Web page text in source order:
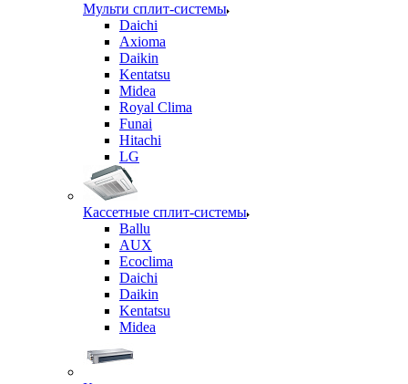
Мульти сплит-системы
Daichi
Axioma
Daikin
Kentatsu
Midea
Royal Clima
Funai
Hitachi
LG
Кассетные сплит-системы
Ballu
AUX
Ecoclima
Daichi
Daikin
Kentatsu
Midea